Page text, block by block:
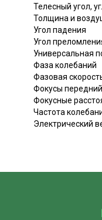
Телесный угол,
Толщина и
Угол падения
Угол
Универсальная
Фаза колебаний
Фазовая
Фокусы
Фокусные
Частота
Электрический